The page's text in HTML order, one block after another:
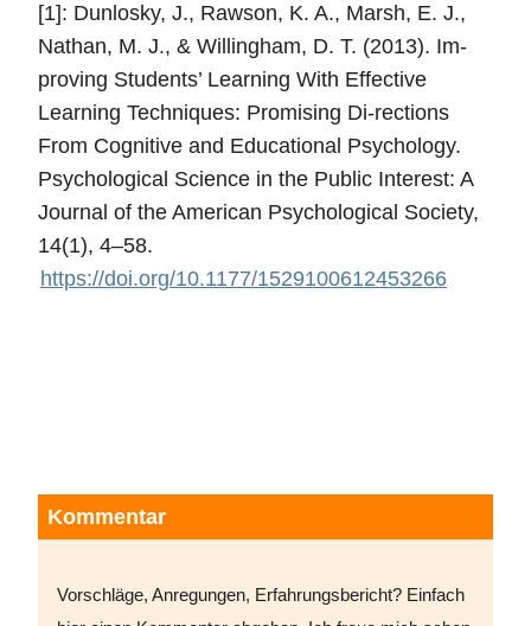
[1]: Dunlosky, J., Rawson, K. A., Marsh, E. J.,
Nathan, M. J., & Willingham, D. T. (2013). Im-
proving Students’ Learning With Effective
Learning Techniques: Promising Di-rections
From Cognitive and Educational Psychology.
Psychological Science in the Public Interest: A
Journal of the American Psychological Society,
14(1), 4–58.
https://doi.org/10.1177/1529100612453266
Kommentar
Vorschläge, Anregungen, Erfahrungsbericht? Einfach